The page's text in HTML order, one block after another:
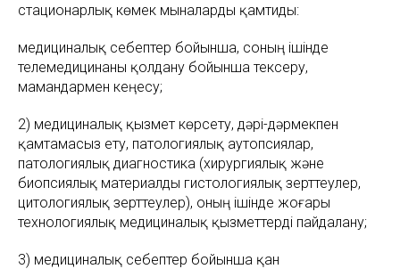
стационарлық көмек мыналарды қамтиды:
медициналық себептер бойынша, соның ішінде
телемедицинаны қолдану бойынша тексеру,
мамандармен кеңесу;
2) медициналық қызмет көрсету, дәрі-дәрмекпен
қамтамасыз ету, патологиялық аутопсиялар,
патологиялық диагностика (хирургиялық және
биопсиялық материалды гистологиялық зерттеулер,
цитологиялық зерттеулер), оның ішінде жоғары
технологиялық медициналық қызметтерді пайдалану;
3) медициналық себептер бойынша қан